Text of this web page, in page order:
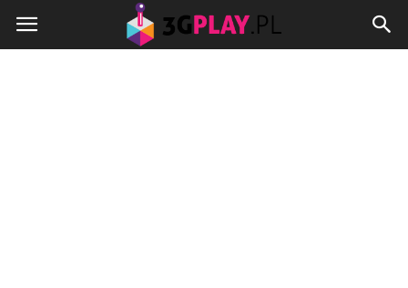
3gplay.pl